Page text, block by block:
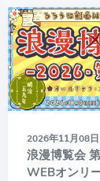
2026年11月08
浪漫博覧会
WEBオンリー